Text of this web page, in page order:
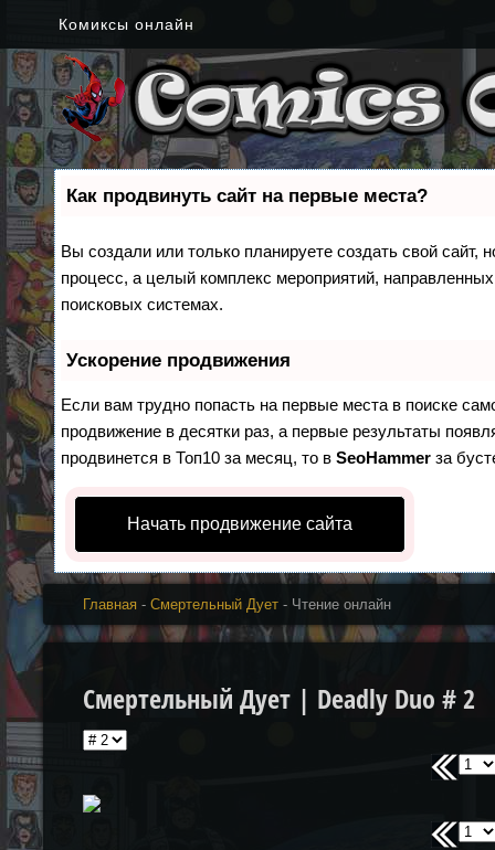
Комиксы онлайн
Как продвинуть сайт на первые места?
Вы создали или только планируете создать свой сайт,
процесс, а целый комплекс мероприятий,
поисковых системах.
Ускорение продвижения
Если вам трудно попасть на первые места в поиске
продвижение в десятки раз, а первые результаты
продвинется в Топ10 за месяц, то вSeoHammer за
Начать продвижение сайта
Главная -Смертельный Дует - Чтение онлайн
Смертельный Дует | Deadly Duo # 2